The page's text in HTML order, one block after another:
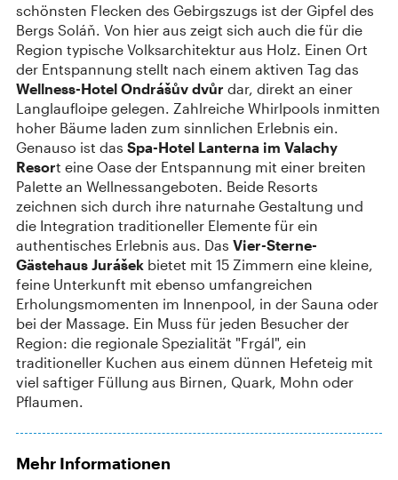
schönsten Flecken des Gebirgszugs ist der Gipfel des
Bergs Soláň. Von hier aus zeigt sich auch die für die
Region typische Volksarchitektur aus Holz. Einen Ort
der Entspannung stellt nach einem aktiven Tag das
Wellness-Hotel Ondrášův dvůr dar, direkt an einer
Langlaufloipe gelegen. Zahlreiche Whirlpools inmitten
hoher Bäume laden zum sinnlichen Erlebnis ein.
Genauso ist das Spa-Hotel Lanterna im Valachy
Resort eine Oase der Entspannung mit einer breiten
Palette an Wellnessangeboten. Beide Resorts
zeichnen sich durch ihre naturnahe Gestaltung und
die Integration traditioneller Elemente für ein
authentisches Erlebnis aus. Das Vier-Sterne-
Gästehaus Jurášek bietet mit 15 Zimmern eine kleine,
feine Unterkunft mit ebenso umfangreichen
Erholungsmomenten im Innenpool, in der Sauna oder
bei der Massage. Ein Muss für jeden Besucher der
Region: die regionale Spezialität "Frgál", ein
traditioneller Kuchen aus einem dünnen Hefeteig mit
viel saftiger Füllung aus Birnen, Quark, Mohn oder
Pflaumen.
Mehr Informationen